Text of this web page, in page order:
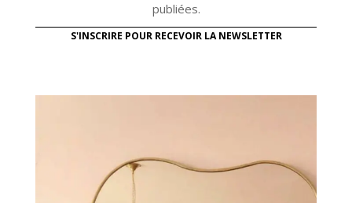
publiées.
S'INSCRIRE POUR RECEVOIR LA NEWSLETTER